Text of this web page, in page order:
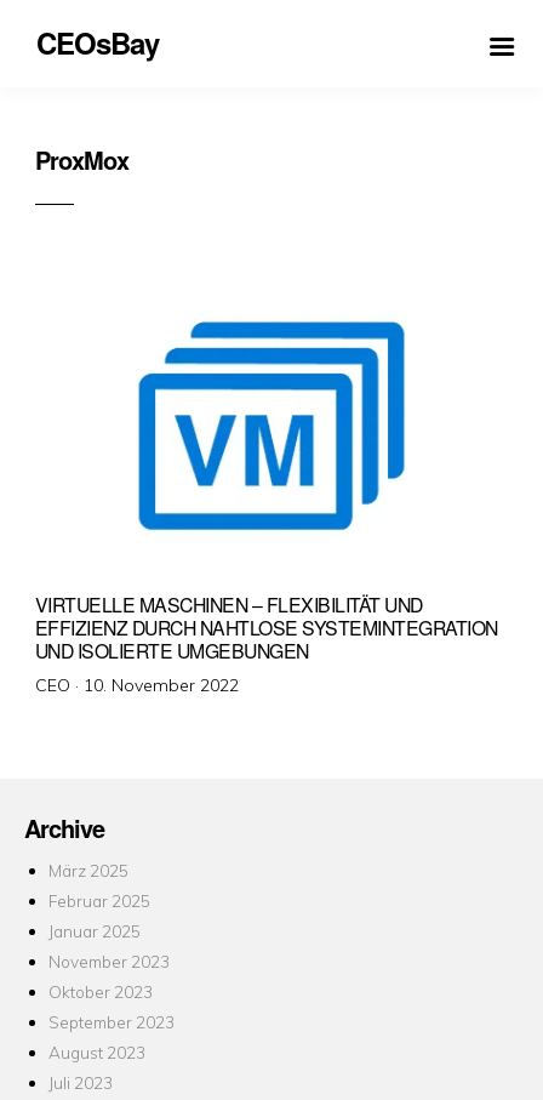
CEOsBay
ProxMox
VIRTUELLE MASCHINEN – FLEXIBILITÄT UND
EFFIZIENZ DURCH NAHTLOSE SYSTEMINTEGRATION
UND ISOLIERTE UMGEBUNGEN
CEO · Veröffentlicht
10. November 2022
Archive
März 2025
Februar 2025
Januar 2025
November 2023
Oktober 2023
September 2023
August 2023
Juli 2023